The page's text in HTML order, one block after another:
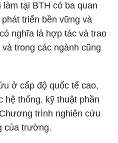
tại BTH có ba quan
triển bền vững và
nghĩa là hợp tác và trao
trong các ngành cũng
ở cấp độ quốc tế cao,
hệ thống, kỹ thuật phần
trình nghiên cứu
của trường.